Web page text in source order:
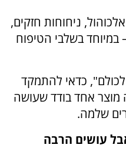
ניחוחות חזקים,
במיוחד בשלבי הטיפוח
כדאי להתמקד
מוצר אחד בודד שעושה
שלמה.
עושים הרבה